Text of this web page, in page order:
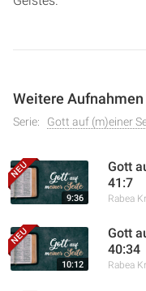
Weitere Aufnahmen
Serie: Gott auf (m)einer
9:36
Gott
41:7
Rabea
10:12
Gott
40:34
Rabea